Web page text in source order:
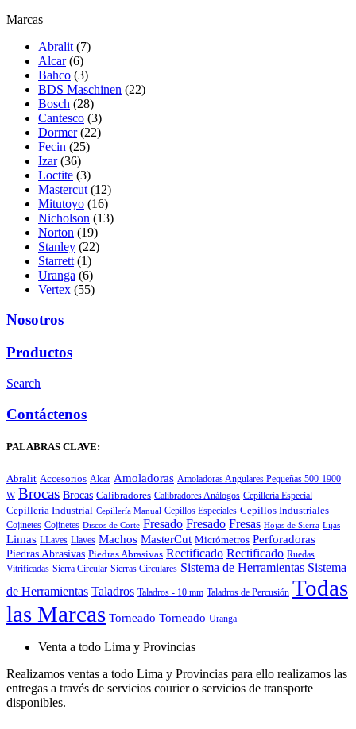
Marcas
Abralit (7)
Alcar (6)
Bahco (3)
BDS Maschinen (22)
Bosch (28)
Cantesco (3)
Dormer (22)
Fecin (25)
Izar (36)
Loctite (3)
Mastercut (12)
Mitutoyo (16)
Nicholson (13)
Norton (19)
Stanley (22)
Starrett (1)
Uranga (6)
Vertex (55)
Nosotros
Productos
Search
Contáctenos
PALABRAS CLAVE:
Abralit Accesorios Alcar Amoladoras Amoladoras Angulares Pequeñas 500-1900
W Brocas Brocas Calibradores Calibradores Análogos Cepillería Especial
Cepillería Industrial Cepillería Manual Cepillos Especiales Cepillos Industriales
Cojinetes Cojinetes Discos de Corte Fresado Fresado Fresas Hojas de Sierra Lijas
Limas LLaves Llaves Machos MasterCut Micrómetros Perforadoras
Piedras Abrasivas Piedras Abrasivas Rectificado Rectificado Ruedas
Vitrificadas Sierra Circular Sierras Circulares Sistema de Herramientas Sistema
de Herramientas Taladros Taladros - 10 mm Taladros de Percusión Todas
las Marcas Torneado Torneado Uranga
Venta a todo Lima y Provincias
Realizamos ventas a todo Lima y Provincias para ello realizamos las
entregas a través de servicios courier o servicios de transporte
disponibles.